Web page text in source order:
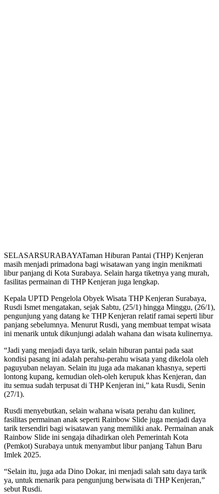
SELASARSURABAYATaman Hiburan Pantai (THP) Kenjeran
masih menjadi primadona bagi wisatawan yang ingin menikmati
libur panjang di Kota Surabaya. Selain harga tiketnya yang murah,
fasilitas permainan di THP Kenjeran juga lengkap.
Kepala UPTD Pengelola Obyek Wisata THP Kenjeran Surabaya,
Rusdi Ismet mengatakan, sejak Sabtu, (25/1) hingga Minggu, (26/1),
pengunjung yang datang ke THP Kenjeran relatif ramai seperti libur
panjang sebelumnya. Menurut Rusdi, yang membuat tempat wisata
ini menarik untuk dikunjungi adalah wahana dan wisata kulinernya.
“Jadi yang menjadi daya tarik, selain hiburan pantai pada saat
kondisi pasang ini adalah perahu-perahu wisata yang dikelola oleh
paguyuban nelayan. Selain itu juga ada makanan khasnya, seperti
lontong kupang, kemudian oleh-oleh kerupuk khas Kenjeran, dan
itu semua sudah terpusat di THP Kenjeran ini,” kata Rusdi, Senin
(27/1).
Rusdi menyebutkan, selain wahana wisata perahu dan kuliner,
fasilitas permainan anak seperti Rainbow Slide juga menjadi daya
tarik tersendiri bagi wisatawan yang memiliki anak. Permainan anak
Rainbow Slide ini sengaja dihadirkan oleh Pemerintah Kota
(Pemkot) Surabaya untuk menyambut libur panjang Tahun Baru
Imlek 2025.
“Selain itu, juga ada Dino Dokar, ini menjadi salah satu daya tarik
ya, untuk menarik para pengunjung berwisata di THP Kenjeran,”
sebut Rusdi.